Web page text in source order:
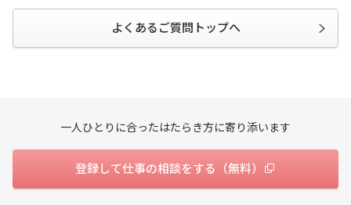
よくあるご質問トップへ
一人ひとりに合ったはたらき方に寄り添います
登録して仕事の相談をする（無料）